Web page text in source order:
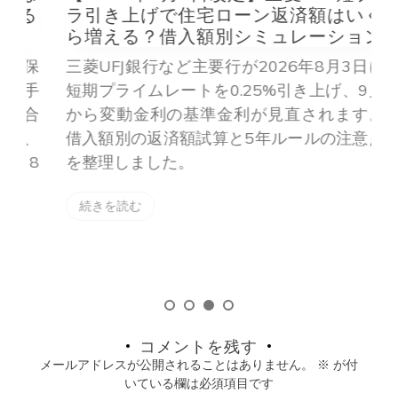
ラ引き上げで住宅ローン返済額はいく
ら増える？借入額別シミュレーション
三菱UFJ銀行など主要行が2026年8月3日に
短期プライムレートを0.25%引き上げ、9月
から変動金利の基準金利が見直されます。
借入額別の返済額試算と5年ルールの注意点
を整理しました。
続きを読む
コメントを残す
メールアドレスが公開されることはありません。 ※ が付
いている欄は必須項目です